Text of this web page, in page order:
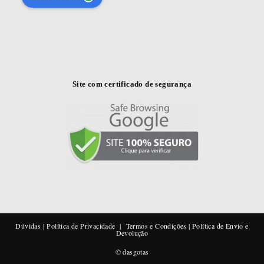
Site com certificado de segurança
Dúvidas |Política de Privacidade | Termos e Condições | Política de Envio e
Devolução
© dasgotas